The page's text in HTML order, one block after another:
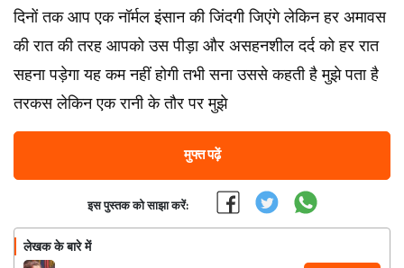
दिनों तक आप एक नॉर्मल इंसान की जिंदगी जिएंगे लेकिन हर अमावस
की रात की तरह आपको उस पीड़ा और असहनशील दर्द को हर रात
सहना पड़ेगा यह कम नहीं होगी तभी सना उससे कहती है मुझे पता है
तरकस लेकिन एक रानी के तौर पर मुझे
मुफ्त पढ़ें
इस पुस्तक को साझा करें:
लेखक के बारे में